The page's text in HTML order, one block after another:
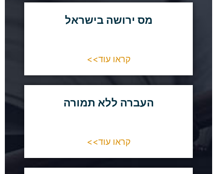
מס ירושה בישראל
קראו עוד>>
העברה ללא תמורה
קראו עוד>>